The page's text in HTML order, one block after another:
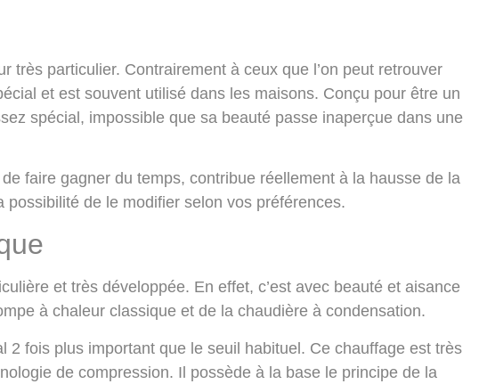
très particulier. Contrairement à ceux que l’on peut retrouver
et est souvent utilisé dans les maisons. Conçu pour être un
spécial, impossible que sa beauté passe inaperçue dans une
faire gagner du temps, contribue réellement à la hausse de la
de le modifier selon vos préférences.
et très développée. En effet, c’est avec beauté et aisance
à chaleur classique et de la chaudière à condensation.
2 fois plus important que le seuil habituel. Ce chauffage est très
de compression. Il possède à la base le principe de la